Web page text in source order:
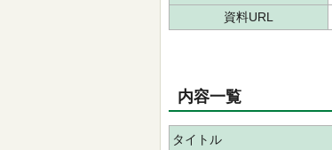
資料URL
内容一覧
タイトル